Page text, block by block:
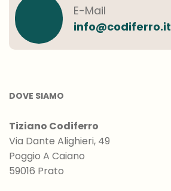
E-Mail
info@codiferro.it
DOVE SIAMO
Tiziano Codiferro
Via Dante Alighieri, 49
Poggio A Caiano
59016 Prato